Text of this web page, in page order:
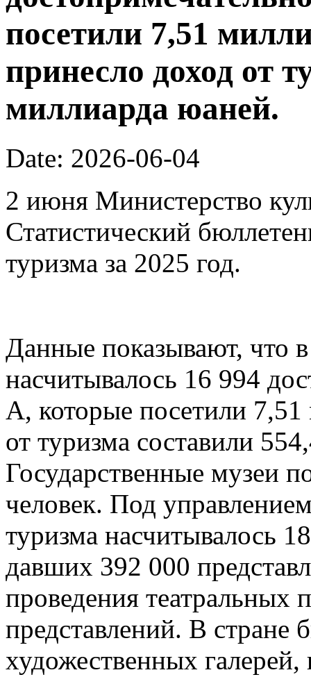
посетили 7,51
принесло доход от
миллиарда юаней.
Date: 2026-06-04
2 июня Министерство
Статистический
туризма за 2025 год.
Данные показывают, что
насчитывалось 16 994
А, которые посетили
от туризма составили
Государственные музеи
человек. Под
туризма насчитывалось
давших 392 000
проведения театральных
представлений. В стране
художественных